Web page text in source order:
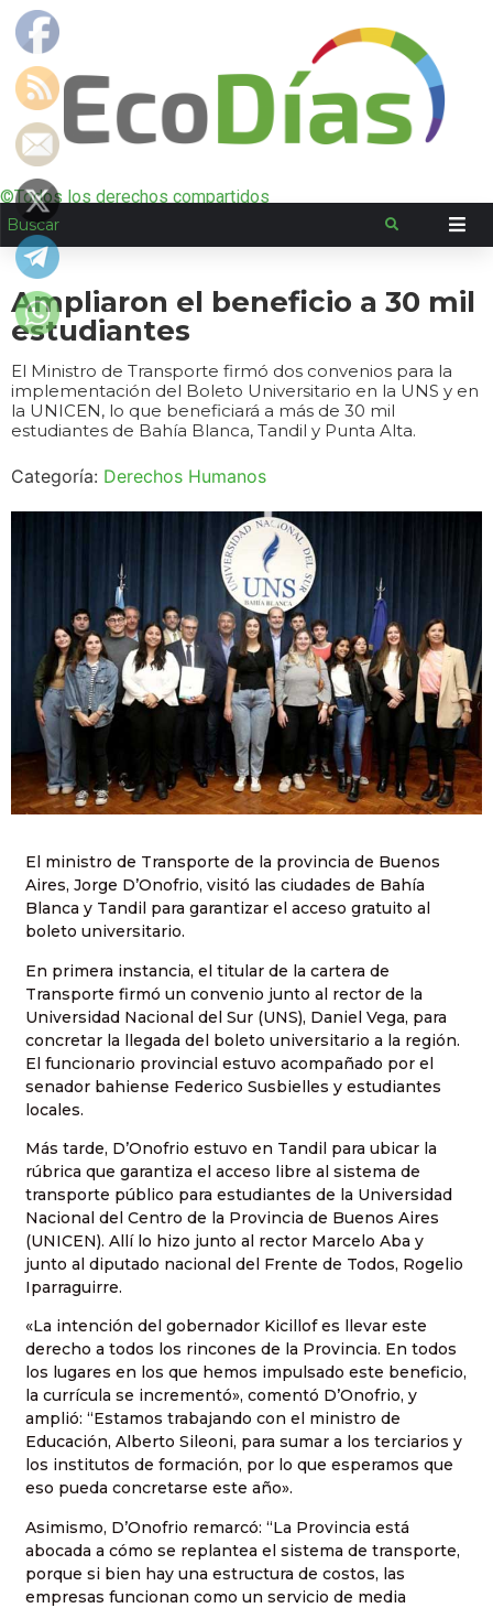
©Todos los derechos compartidos
Ampliaron el beneficio a 30 mil
estudiantes
El Ministro de Transporte firmó dos convenios para la
implementación del Boleto Universitario en la UNS y en
la UNICEN, lo que beneficiará a más de 30 mil
estudiantes de Bahía Blanca, Tandil y Punta Alta.
Categoría: Derechos Humanos
El ministro de Transporte de la provincia de Buenos
Aires, Jorge D’Onofrio, visitó las ciudades de Bahía
Blanca y Tandil para garantizar el acceso gratuito al
boleto universitario.
En primera instancia, el titular de la cartera de
Transporte firmó un convenio junto al rector de la
Universidad Nacional del Sur (UNS), Daniel Vega, para
concretar la llegada del boleto universitario a la región.
El funcionario provincial estuvo acompañado por el
senador bahiense Federico Susbielles y estudiantes
locales.
Más tarde, D’Onofrio estuvo en Tandil para ubicar la
rúbrica que garantiza el acceso libre al sistema de
transporte público para estudiantes de la Universidad
Nacional del Centro de la Provincia de Buenos Aires
(UNICEN). Allí lo hizo junto al rector Marcelo Aba y
junto al diputado nacional del Frente de Todos, Rogelio
Iparraguirre.
«La intención del gobernador Kicillof es llevar este
derecho a todos los rincones de la Provincia. En todos
los lugares en los que hemos impulsado este beneficio,
la currícula se incrementó», comentó D’Onofrio, y
amplió: “Estamos trabajando con el ministro de
Educación, Alberto Sileoni, para sumar a los terciarios y
los institutos de formación, por lo que esperamos que
eso pueda concretarse este año».
Asimismo, D’Onofrio remarcó: “La Provincia está
abocada a cómo se replantea el sistema de transporte,
porque si bien hay una estructura de costos, las
empresas funcionan como un servicio de media